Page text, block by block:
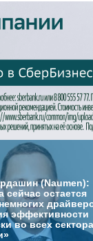
(Naumen):
сейчас остается
эффективности
во всех